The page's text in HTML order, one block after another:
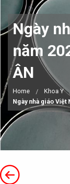
Ngày
năm
ÂN
Home Khoa Y
Ngày nhà giáo Việt